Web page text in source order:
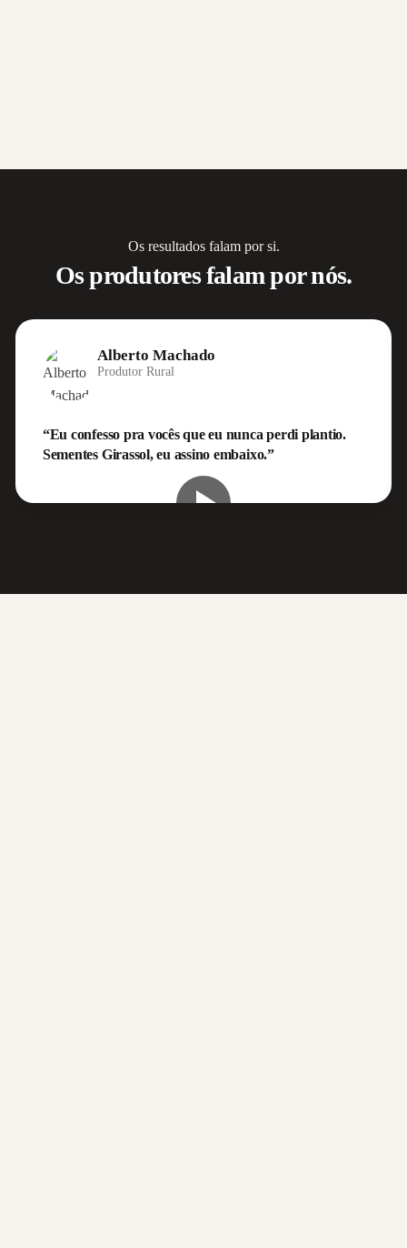
Os resultados falam por si.
Os produtores falam por nós.
Alberto Machado
Produtor Rural
“Eu confesso pra vocês que eu nunca perdi plantio.
Sementes Girassol, eu assino embaixo.”